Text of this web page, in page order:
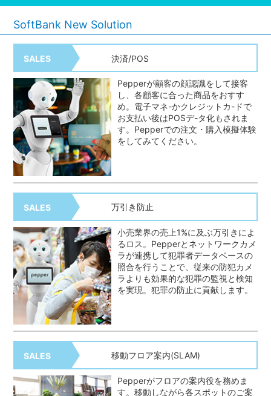
SoftBank New Solution
決済/POS
SALES
Pepperが顧客の顔認識をして接客
し、各顧客に合った商品をおすす
め。電子マネ-かクレジットカ-ドで
お支払い後はPOSデ-タ化もされま
す。Pepperでの注文・購入模擬体験
をしてみてください。
万引き防止
SALES
小売業界の売上1%に及ぶ万引きによ
るロス。Pepperとネットワークカメ
ラが連携して犯罪者データベースの
照合を行うことで、従来の防犯カメ
ラよりも効果的な犯罪の監視と検知
を実現。犯罪の防止に貢献します。
移動フロア案内(SLAM)
SALES
Pepperがフロアの案内役を務めま
す。移動しながら各スポットのご案